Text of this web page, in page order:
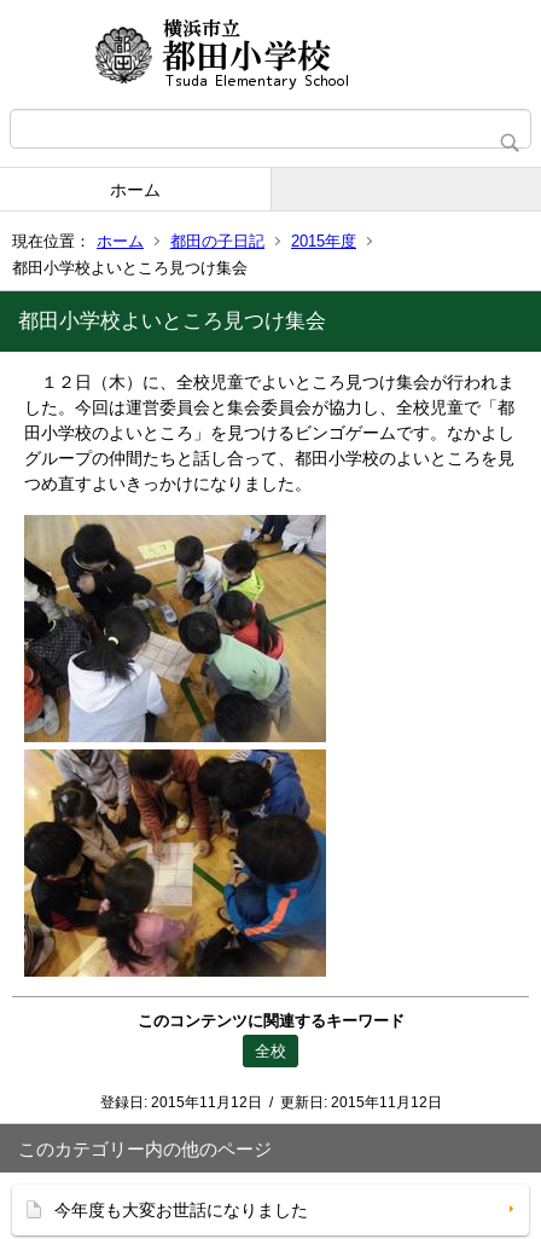
ホーム
現在位置： ホーム 都田の子日記
2015年度
都田小学校よいところ見つけ集会
都田小学校よいところ見つけ集会
１２日（木）に、全校児童でよいところ見つけ集会が行われま
した。今回は運営委員会と集会委員会が協力し、全校児童で「都
田小学校のよいところ」を見つけるビンゴゲームです。なかよし
グループの仲間たちと話し合って、都田小学校のよいところを見
つめ直すよいきっかけになりました。
このコンテンツに関連するキーワード
全校
登録日: 2015年11月12日 / 更新日: 2015年11月12日
このカテゴリー内の他のページ
今年度も大変お世話になりました